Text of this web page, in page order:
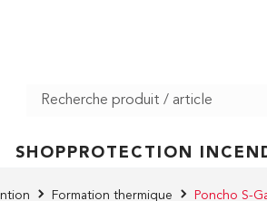
SHOP PROTECTION
Formation thermique Poncho S-